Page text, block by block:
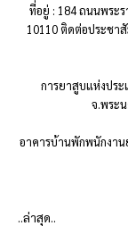
ที่อยู่ : 184 ถนนพระ
10110 ติดต่อประชา
การยาสูบแห่งประ
จ.พระ
อาคารบ้านพักพนักงาน
..ล่าสุด..